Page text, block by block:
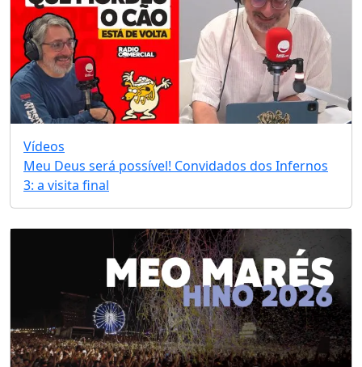
Vídeos
Meu Deus será possível! Convidados dos Infernos
3: a visita final